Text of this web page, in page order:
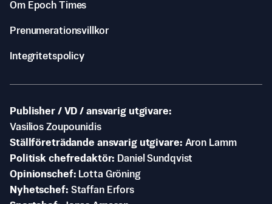
Om Epoch Times
Prenumerationsvillkor
Integritetspolicy
Publisher / VD / ansvarig utgivare
Vasilios Zoupounidis
Ställföreträdande ansvarig utgivare Aron Lamm
Politisk chefredaktör
Daniel Sundqvist
Opinionschef
Lotta Gröning
Nyhetschef Staffan Erfors